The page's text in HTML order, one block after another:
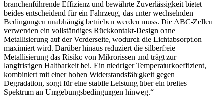
branchenführende Effizienz und bewährte Zuverlässigkeit bietet –
beides entscheidend für ein Fahrzeug, das unter wechselnden
Bedingungen unabhängig betrieben werden muss. Die ABC-Zellen
verwenden ein vollständiges Rückkontakt-Design ohne
Metallisierung auf der Vorderseite, wodurch die Lichtabsorption
maximiert wird. Darüber hinaus reduziert die silberfreie
Metallisierung das Risiko von Mikrorissen und trägt zur
langfristigen Haltbarkeit bei. Ein niedriger Temperaturkoeffizient,
kombiniert mit einer hohen Widerstandsfähigkeit gegen
Degradation, sorgt für eine stabile Leistung über ein breites
Spektrum an Umgebungsbedingungen hinweg.“